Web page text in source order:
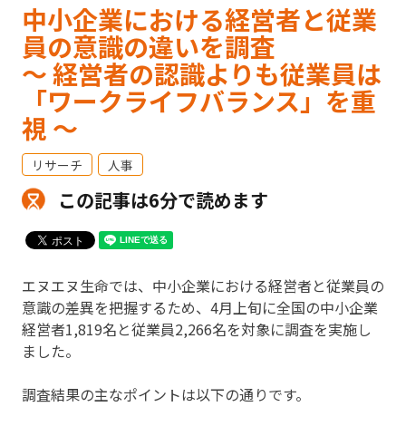
中小企業における経営者と従業
員の意識の違いを調査
～ 経営者の認識よりも従業員は
「ワークライフバランス」を重
視 ～
リサーチ 人事
この記事は6分で読めます
エヌエヌ生命では、中小企業における経営者と従業員の
意識の差異を把握するため、4月上旬に全国の中小企業
経営者1,819名と従業員2,266名を対象に調査を実施し
ました。
調査結果の主なポイントは以下の通りです。